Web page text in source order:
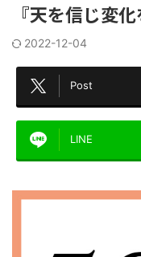
『天を信じ変
2022-12-04
Post
LINE